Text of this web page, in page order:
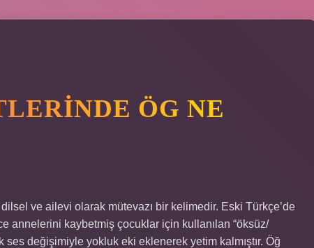
ÖG NE
ve ailevi olarak mütevazı bir kelimedir. Eski Türkçe’de
annelerini kaybetmiş çocuklar için kullanılan “öksüz/
değişimiyle yokluk eki eklenerek yetim kalmıştır. Öğ